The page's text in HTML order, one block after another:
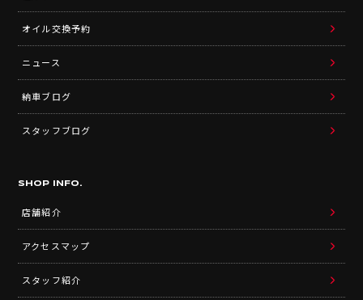
オイル交換予約
ニュース
納車ブログ
スタッフブログ
SHOP INFO.
店舗紹介
アクセスマップ
スタッフ紹介